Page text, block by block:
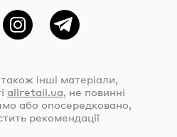
InstagramTelegram
інші матеріали,
allretail.ua , не повинні
або опосередковано,
рекомендації